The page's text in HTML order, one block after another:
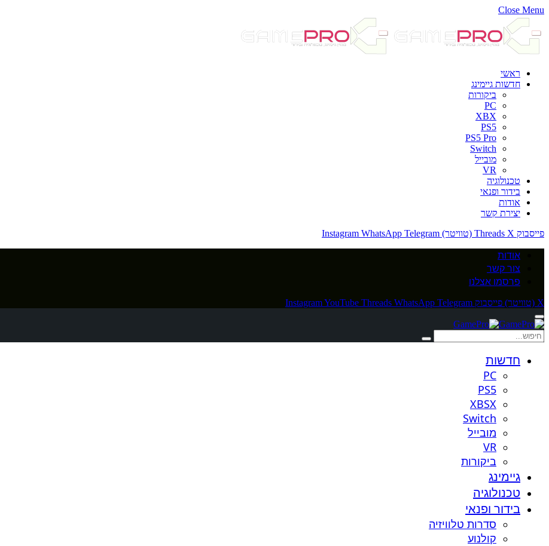
Close Menu
ראשי
חדשות גיימינג
ביקורות
PC
XBX
PS5
PS5 Pro
Switch
מובייל
VR
טכנולוגיה
בידור ופנאי
אודות
יצירת קשר
פייסבוק
Threads X (טוויטר) Instagram WhatsApp Telegram
אודות
צור קשר
פרסמו אצלנו
X (טוויטר) פייסבוק InstagramYouTube Threads WhatsApp Telegram
חדשות
PC
PS5
XBSX
Switch
מובייל
VR
ביקורות
גיימינג
טכנולוגיה
בידור ופנאי
סדרות טלוויזיה
קולנוע